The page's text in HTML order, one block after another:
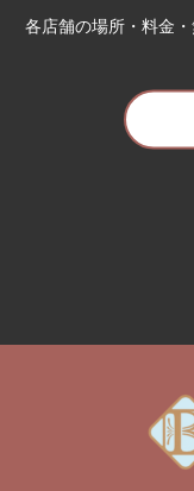
各店舗の場所・料金